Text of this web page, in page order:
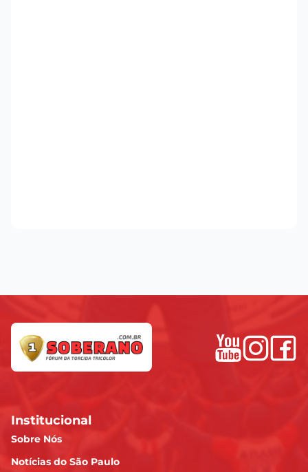
Institucional
Sobre Nós
Notícias do São Paulo